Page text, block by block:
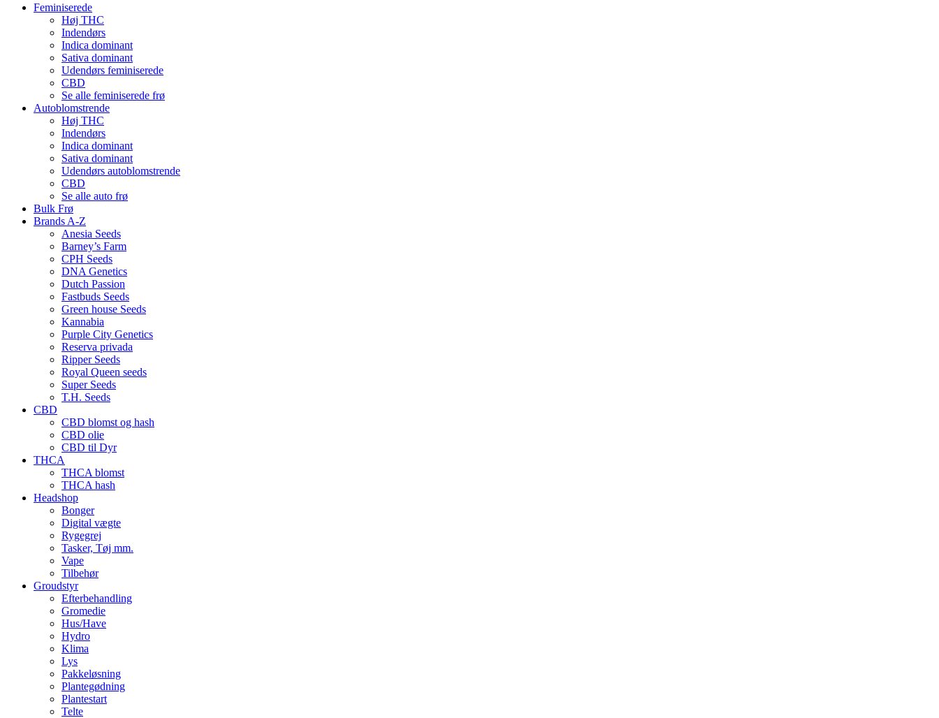
Feminiserede
Høj THC
Indendørs
Indica dominant
Sativa dominant
Udendørs feminiserede
CBD
Se alle feminiserede frø
Autoblomstrende
Høj THC
Indendørs
Indica dominant
Sativa dominant
Udendørs autoblomstrende
CBD
Se alle auto frø
Bulk Frø
Brands A-Z
Anesia Seeds
Barney’s Farm
CPH Seeds
DNA Genetics
Dutch Passion
Fastbuds Seeds
Green house Seeds
Kannabia
Purple City Genetics
Reserva privada
Ripper Seeds
Royal Queen seeds
Super Seeds
T.H. Seeds
CBD
CBD blomst og hash
CBD olie
CBD til Dyr
THCA
THCA blomst
THCA hash
Headshop
Bonger
Digital vægte
Rygegrej
Tasker, Tøj mm.
Vape
Tilbehør
Groudstyr
Efterbehandling
Gromedie
Hus/Have
Hydro
Klima
Lys
Pakkeløsning
Plantegødning
Plantestart
Telte